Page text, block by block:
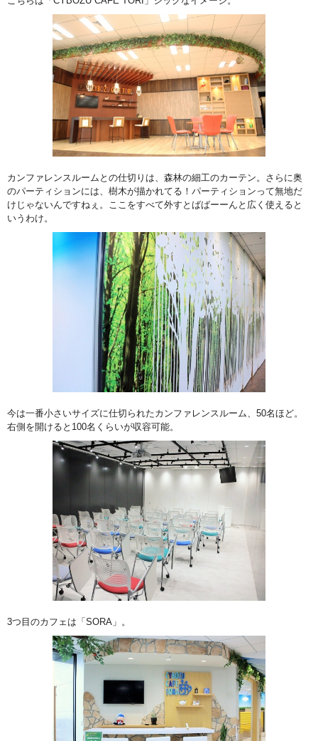
カンファレンスルームとの仕切りは、森林の細工のカーテン。さらに奥
のパーティションには、樹木が描かれてる！パーティションって無地だ
けじゃないんですねぇ。ここをすべて外すとばばーーんと広く使えると
いうわけ。
今は一番小さいサイズに仕切られたカンファレンスルーム、50名ほど。
右側を開けると100名くらいが収容可能。
3つ目のカフェは「SORA」。